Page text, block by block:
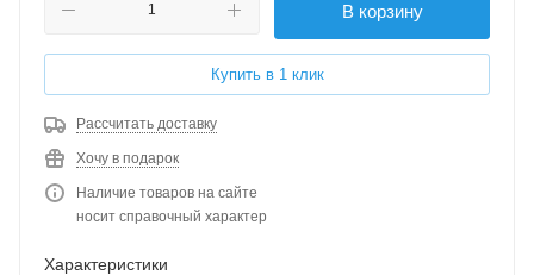
В корзину
Купить в 1 клик
Рассчитать доставку
Хочу в подарок
Наличие товаров на сайте
носит справочный характер
Характеристики